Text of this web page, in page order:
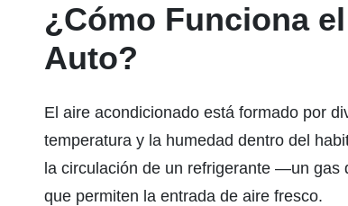
¿Cómo Funciona
Auto?
El aire acondicionado está formado por
temperatura y la humedad dentro del
la circulación de un refrigerante —un
que permiten la entrada de aire fresco.